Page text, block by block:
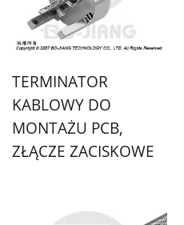
TERMINATOR
KABLOWY DO
MONTAŻU PCB,
ZŁĄCZE ZACISKOWE